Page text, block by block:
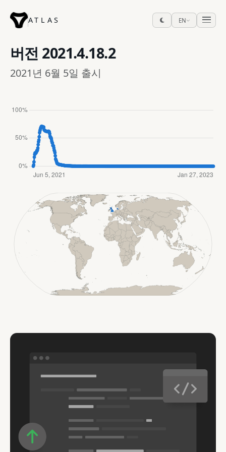
ATLAS EN
버전 2021.4.18.2
2021년 6월 5일 출시